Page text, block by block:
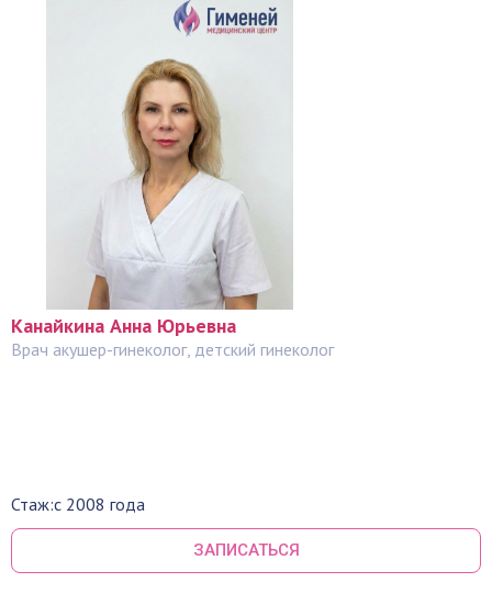
Канайкина Анна Юрьевна
Врач акушер-гинеколог, детский гинеколог
Стаж:с 2008 года
ЗАПИСАТЬСЯ